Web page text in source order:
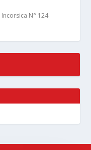
Incorsica N° 124